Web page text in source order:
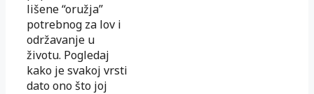
lišene “oružja”
potrebnog za lov i
održavanje u
životu. Pogledaj
kako je svakoj vrsti
dato ono što joj